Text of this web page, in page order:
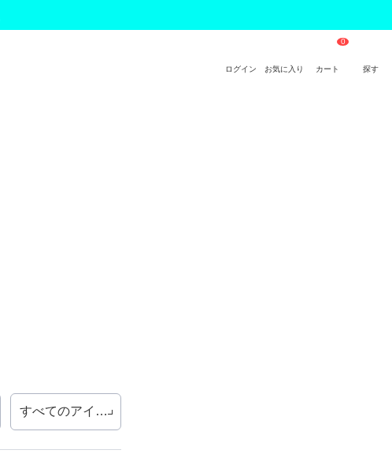
ログイン お気に入り カート 探す
すべてのアイテム